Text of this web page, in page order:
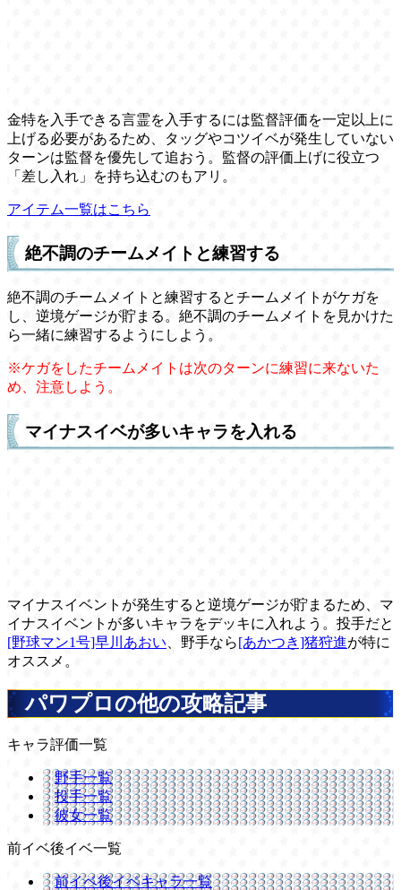
金特を入手できる言霊を入手するには監督評価を一定以上に
上げる必要があるため、タッグやコツイベが発生していない
ターンは監督を優先して追おう。監督の評価上げに役立つ
「差し入れ」を持ち込むのもアリ。
アイテム一覧はこちら
絶不調のチームメイトと練習する
絶不調のチームメイトと練習するとチームメイトがケガを
し、逆境ゲージが貯まる。絶不調のチームメイトを見かけた
ら一緒に練習するようにしよう。
※ケガをしたチームメイトは次のターンに練習に来ないた
め、注意しよう。
マイナスイベが多いキャラを入れる
マイナスイベントが発生すると逆境ゲージが貯まるため、マ
イナスイベントが多いキャラをデッキに入れよう。投手だと
[野球マン1号]早川あおい 、野手なら[あかつき]猪狩進が特に
オススメ。
パワプロの他の攻略記事
キャラ評価一覧
野手一覧
投手一覧
彼女一覧
前イベ後イベ一覧
前イベ後イベキャラ一覧